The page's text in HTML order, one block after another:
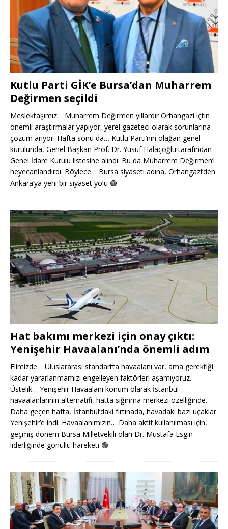
Kutlu Parti GİK’e Bursa’dan Muharrem
Değirmen seçildi
Meslektaşımız… Muharrem Değirmen yıllardır Orhangazi içtin
önemli araştırmalar yapıyor, yerel gazeteci olarak sorunlarına
çözüm arıyor. Hafta sonu da… Kutlu Parti’nin olağan genel
kurulunda, Genel Başkan Prof. Dr. Yusuf Halaçoğlu tarafından
Genel İdare Kurulu listesine alındı. Bu da Muharrem Değirmen’i
heyecanlandırdı. Böylece… Bursa siyaseti adına, Orhangazi’den
Ankara’ya yeni bir siyaset yolu 🟢
Hat bakımı merkezi için onay çıktı:
Yenişehir Havaalanı’nda önemli adım
Elimizde… Uluslararası standartta havaalanı var, ama gerektiği
kadar yararlanmamızı engelleyen faktörleri aşamıyoruz.
Üstelik… Yenişehir Havaalanı konum olarak İstanbul
havaalanlarının alternatifi, hatta sığınma merkezi özelliğinde.
Daha geçen hafta, İstanbul’daki fırtınada, havadaki bazı uçaklar
Yenişehir’e indi. Havaalanımızın… Daha aktif kullanılması için,
geçmiş dönem Bursa Milletvekili olan Dr. Mustafa Esgin
liderliğinde gönüllü hareketi 🟢